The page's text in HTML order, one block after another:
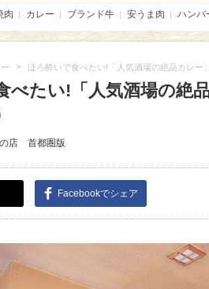
肉 カレー ブランド牛 安うま肉 ハンバ
> ほろ酔いで食べたい!「人気酒場の絶品カレー
べたい!「人気酒場の絶
店 首都圏版
Facebookでシェア